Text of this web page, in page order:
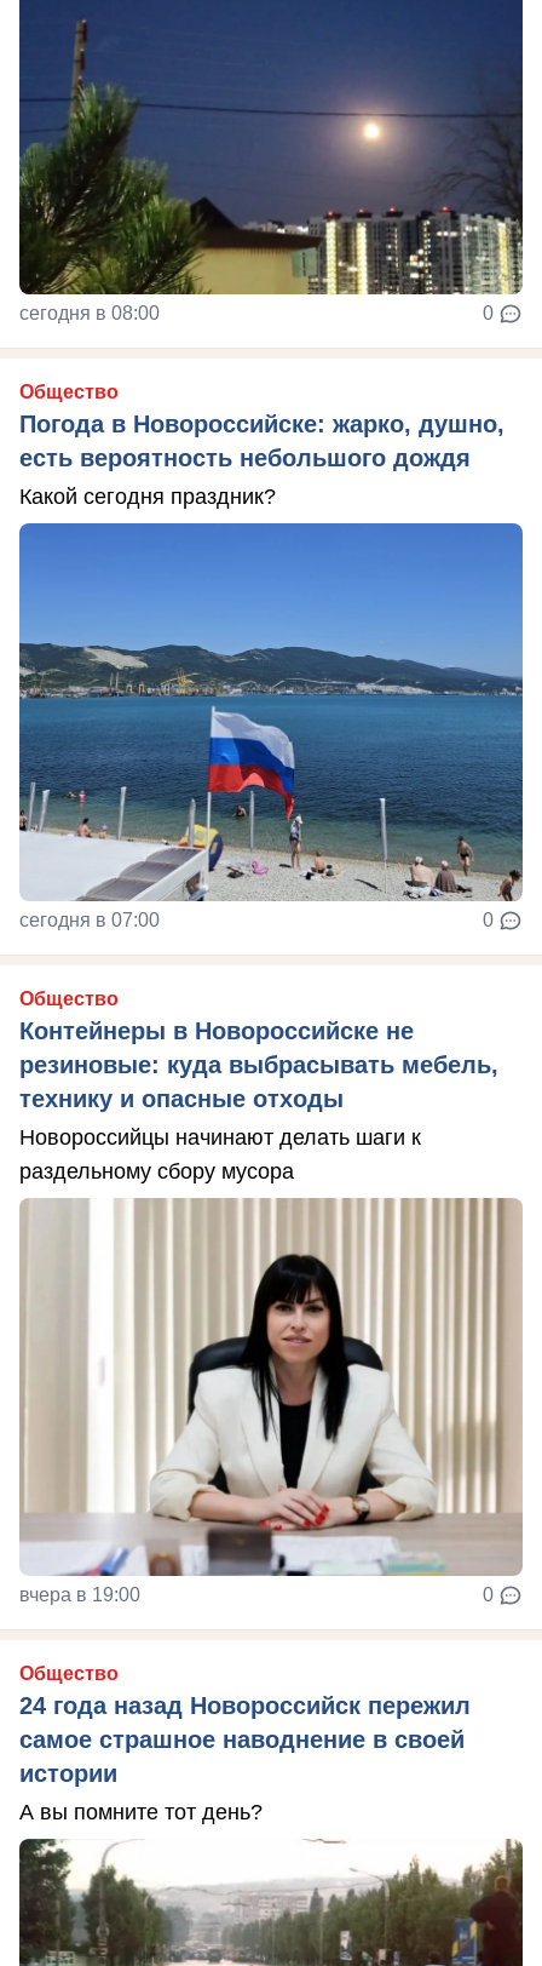
сегодня в 08:00 0
Общество
Погода в Новороссийске: жарко, душно,
есть вероятность небольшого дождя
Какой сегодня праздник?
сегодня в 07:00 0
Общество
Контейнеры в Новороссийске не
резиновые: куда выбрасывать мебель,
технику и опасные отходы
Новороссийцы начинают делать шаги к
раздельному сбору мусора
вчера в 19:00 0
Общество
24 года назад Новороссийск пережил
самое страшное наводнение в своей
истории
А вы помните тот день?